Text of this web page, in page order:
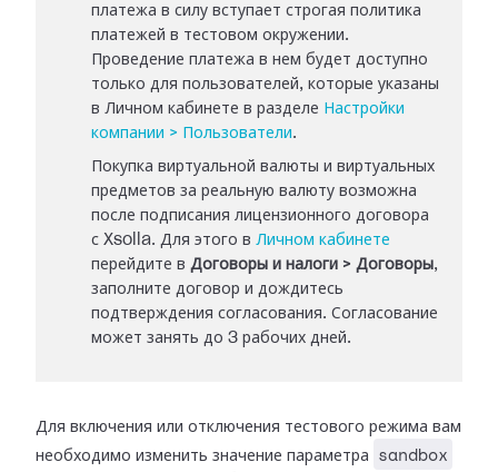
платежа в силу вступает строгая политика
платежей в тестовом окружении.
Проведение платежа в нем будет доступно
только для пользователей, которые указаны
в Личном кабинете в разделе Настройки
компании > Пользователи.
Покупка виртуальной валюты и виртуальных
предметов за реальную валюту возможна
после подписания лицензионного договора
с Xsolla. Для этого в Личном кабинете
перейдите в Договоры и налоги > Договоры,
заполните договор и дождитесь
подтверждения согласования. Согласование
может занять до 3 рабочих дней.
Для включения или отключения тестового режима вам
необходимо изменить значение параметра
sandbox